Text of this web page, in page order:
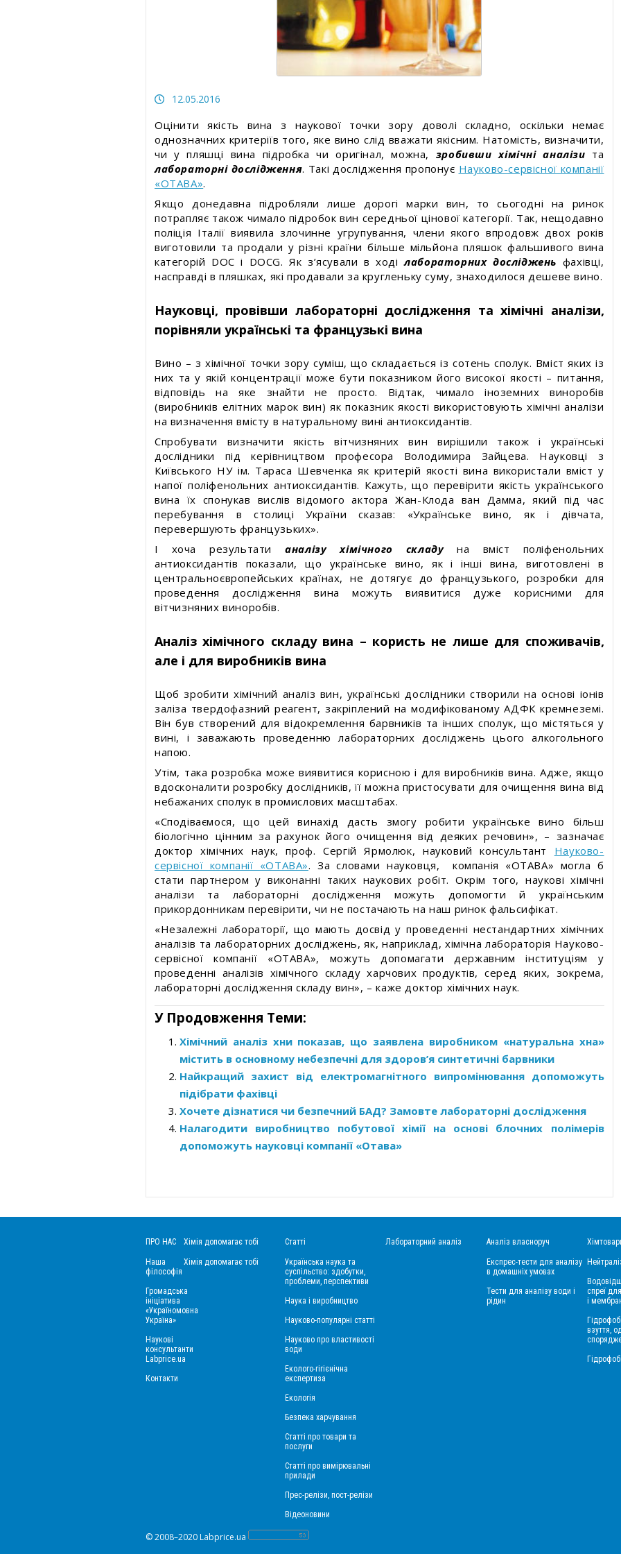
Статті про товари та послуги
Статті про вимірювальні
12.05.2016
Оцінити якість вина з наукової точки зору доволі складно, оскільки немає
однозначних критеріїв того, яке вино слід вважати якісним. Натомість, визначити,
чи у пляшці вина підробка чи оригінал, можна, зробивши хімічні аналізи та
лабораторні дослідження. Такі дослідження пропонує Науково-сервісної компанії
«ОТАВА».
Якщо донедавна підробляли лише дорогі марки вин, то сьогодні на ринок
потрапляє також чимало підробок вин середньої цінової категорії. Так, нещодавно
поліція Італії виявила злочинне угрупування, члени якого впродовж двох років
виготовили та продали у різні країни більше мільйона пляшок фальшивого вина
категорій DOC і DOCG. Як з’ясували в ходілабораторних досліджень фахівці,
насправді в пляшках, які продавали за кругленьку суму, знаходилося дешеве вино.
Науковці, провівши лабораторні дослідження та хімічні аналізи,
порівняли українські та французькі вина
Вино – з хімічної точки зору суміш, що складається із сотень сполук. Вміст яких із
них та у якій концентрації може бути показником його високої якості – питання,
відповідь на яке знайти не просто. Відтак, чимало іноземних виноробів
(виробників елітних марок вин) як показник якості використовують хімічні аналізи
на визначення вмісту в натуральному вині антиоксидантів.
Спробувати визначити якість вітчизняних вин вирішили також і українські
дослідники під керівництвом професора Володимира Зайцева. Науковці з
Київського НУ ім. Тараса Шевченка як критерій якості вина використали вміст у
напої поліфенольних антиоксидантів. Кажуть, що перевірити якість українського
вина їх спонукав вислів відомого актора Жан-Клода ван Дамма, який під час
перебування в столиці України сказав: «Українське вино, як і дівчата,
перевершують французьких».
І хоча результатианалізу хімічного складуна вміст поліфенольних
антиоксидантів показали, що українське вино, як і інші вина, виготовлені в
центральноєвропейських країнах, не дотягує до французького, розробки для
проведення дослідження вина можуть виявитися дуже корисними для
вітчизняних виноробів.
Аналіз хімічного складу вина – користь не лише для споживачів,
але і для виробників вина
Щоб зробити хімічний аналіз вин, українські дослідники створили на основі іонів
заліза твердофазний реагент, закріплений на модифікованому АДФК кремнеземі.
Він був створений для відокремлення барвників та інших сполук, що містяться у
вині, і заважають проведенню лабораторних досліджень цього алкогольного
напою.
Утім, така розробка може виявитися корисною і для виробників вина. Адже, якщо
вдосконалити розробку дослідників, її можна пристосувати для очищення вина від
небажаних сполук в промислових масштабах.
«Сподіваємося, що цей винахід дасть змогу робити українське вино більш
біологічно цінним за рахунок його очищення від деяких речовин», – зазначає
доктор хімічних наук, проф. Сергій Ярмолюк, науковий консультант Науково-
сервісної компанії «ОТАВА». За словами науковця, компанія «ОТАВА» могла б
стати партнером у виконанні таких наукових робіт. Окрім того, наукові хімічні
аналізи та лабораторні дослідження можуть допомогти й українським
прикордонникам перевірити, чи не постачають на наш ринок фальсифікат.
«Незалежні лабораторії, що мають досвід у проведенні нестандартних хімічних
аналізів та лабораторних досліджень, як, наприклад, хімічна лабораторія Науково-
сервісної компанії «ОТАВА», можуть допомагати державним інституціям у
проведенні аналізів хімічного складу харчових продуктів, серед яких, зокрема,
лабораторні дослідження складу вин», – каже доктор хімічних наук.
У Продовження Теми:
Хімічний аналіз хни показав, що заявлена виробником «натуральна хна»
містить в основному небезпечні для здоров’я синтетичні барвники
Найкращий захист від електромагнітного випромінювання допоможуть
підібрати фахівці
Хочете дізнатися чи безпечний БАД? Замовте лабораторні дослідження
Налагодити виробництво побутової хімії на основі блочних полімерів
допоможуть науковці компанії «Отава»
ПРО НАС
Наша
філософія
Громадська
ініціатива
«Україномовна
Україна»
Наукові
консультанти
Labprice.ua
Контакти
Хімія допомагає тобі
Хімія допомагає тобі
Статті
Українська наука та
суспільство: здобутки,
проблеми, перспективи
Наука і виробництво
Науково-популярні статті
Науково про властивості
води
Еколого-гігієнічна
експертиза
Екологія
Безпека харчування
Статті про товари та
послуги
Статті про вимірювальні
прилади
Прес-релізи, пост-релізи
Відеоновини
Лабораторний аналіз Аналіз власноруч
Експрес-тести для аналізу
в домашніх умовах
Тести для аналізу води і
рідин
спреї
і
взуття,
© 2008–2020 Labprice.ua